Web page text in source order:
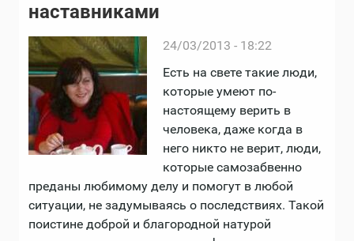
наставниками
24/03/2013 - 18:22
Есть на свете такие люди,
которые умеют по-
настоящему верить в
человека, даже когда в
него никто не верит, люди,
которые самозабвенно
преданы любимому делу и помогут в любой
ситуации, не задумываясь о последствиях. Такой
поистине доброй и благородной натурой